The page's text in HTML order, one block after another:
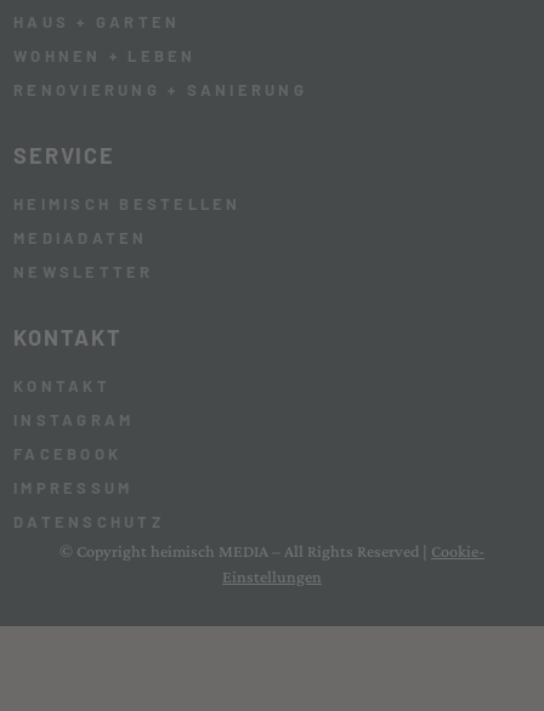
HAUS + GARTEN
WOHNEN + LEBEN
RENOVIERUNG + SANIERUNG
SERVICE
HEIMISCH BESTELLEN
MEDIADATEN
NEWSLETTER
KONTAKT
KONTAKT
INSTAGRAM
FACEBOOK
IMPRESSUM
DATENSCHUTZ
© Copyright heimisch MEDIA – All Rights Reserved | Cookie-
Einstellungen